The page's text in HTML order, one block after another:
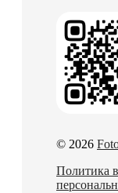
© 2026
Политика